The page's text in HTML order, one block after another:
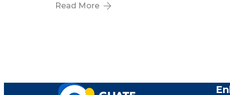
Read More